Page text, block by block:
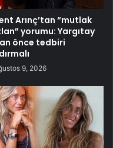
Arınç’tan “mutlak
yorumu: Yargıtay
önce tedbiri
9, 2026